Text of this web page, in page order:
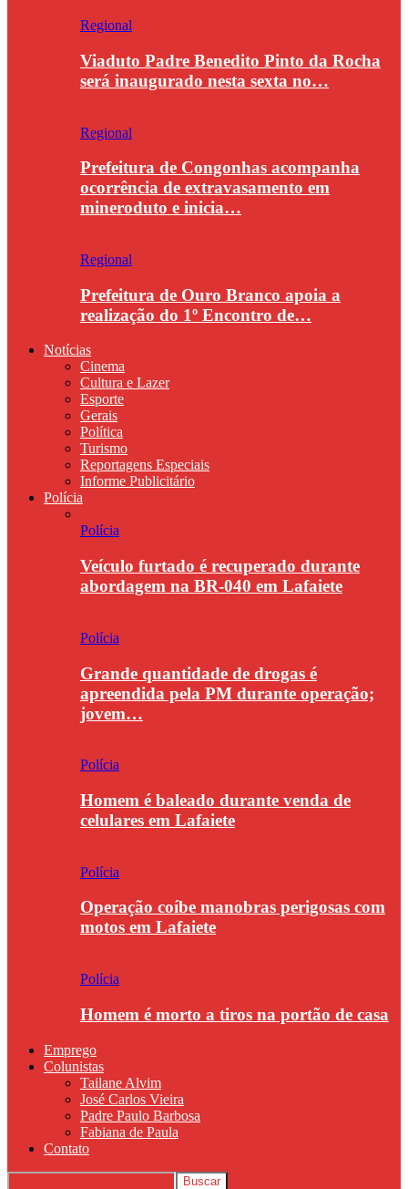
Regional
Viaduto Padre Benedito Pinto da Rocha
será inaugurado nesta sexta no…
Regional
Prefeitura de Congonhas acompanha
ocorrência de extravasamento em
mineroduto e inicia…
Regional
Prefeitura de Ouro Branco apoia a
realização do 1º Encontro de…
Notícias
Cinema
Cultura e Lazer
Esporte
Gerais
Política
Turismo
Reportagens Especiais
Informe Publicitário
Polícia
Polícia
Veículo furtado é recuperado durante
abordagem na BR-040 em Lafaiete
Polícia
Grande quantidade de drogas é
apreendida pela PM durante operação;
jovem…
Polícia
Homem é baleado durante venda de
celulares em Lafaiete
Polícia
Operação coíbe manobras perigosas com
motos em Lafaiete
Polícia
Homem é morto a tiros na portão de casa
Emprego
Colunistas
Tailane Alvim
José Carlos Vieira
Padre Paulo Barbosa
Fabiana de Paula
Contato